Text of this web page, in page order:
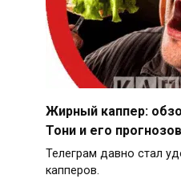
Жирный каппер:
Тони и его
Телеграм давно стал
капперов.